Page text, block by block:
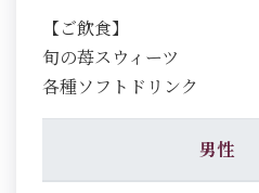
【ご飲食】
旬の苺スウィーツ
各種ソフトドリンク
男性